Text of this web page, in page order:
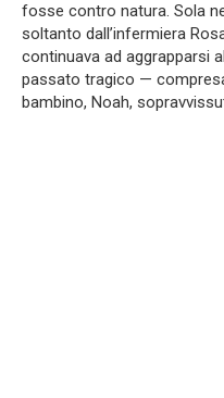
fosse contro natura. Sola
soltanto dall’infermiera
continuava ad aggrapparsi
passato tragico —
bambino, Noah,